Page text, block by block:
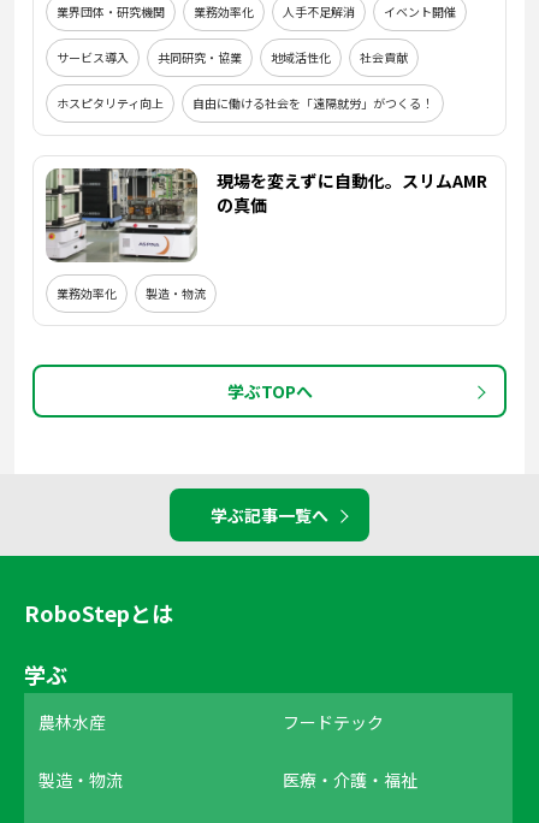
業界団体・研究機関 業務効率化 人手不足解消 イベント開催
サービス導入 共同研究・協業 地域活性化 社会貢献
ホスピタリティ向上 自由に働ける社会を「遠隔就労」がつくる！
現場を変えずに自動化。スリムAMR
の真価
業務効率化 製造・物流
学ぶTOPへ
学ぶ記事一覧へ
RoboStepとは
学ぶ
農林水産 フードテック
製造・物流 医療・介護・福祉